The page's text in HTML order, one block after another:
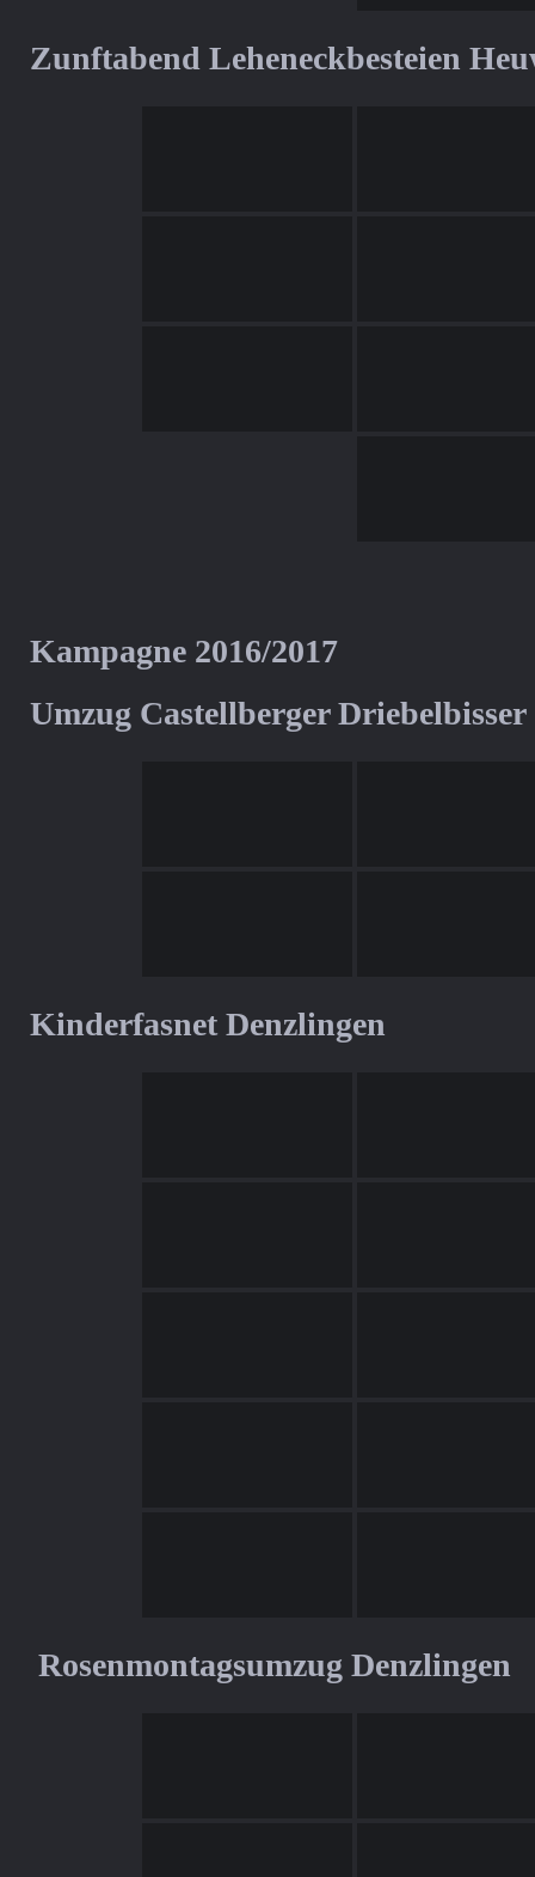
Zunftabend Leheneckbesteien
Kampagne 2016/2017
Umzug Castellberger
Kinderfasnet Denzlingen
Rosenmontagsumzug Denzlingen